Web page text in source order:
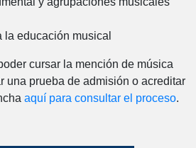
educación musical
cursar la mención de música
una prueba de admisión o acreditar
aquí para consultar el proceso.